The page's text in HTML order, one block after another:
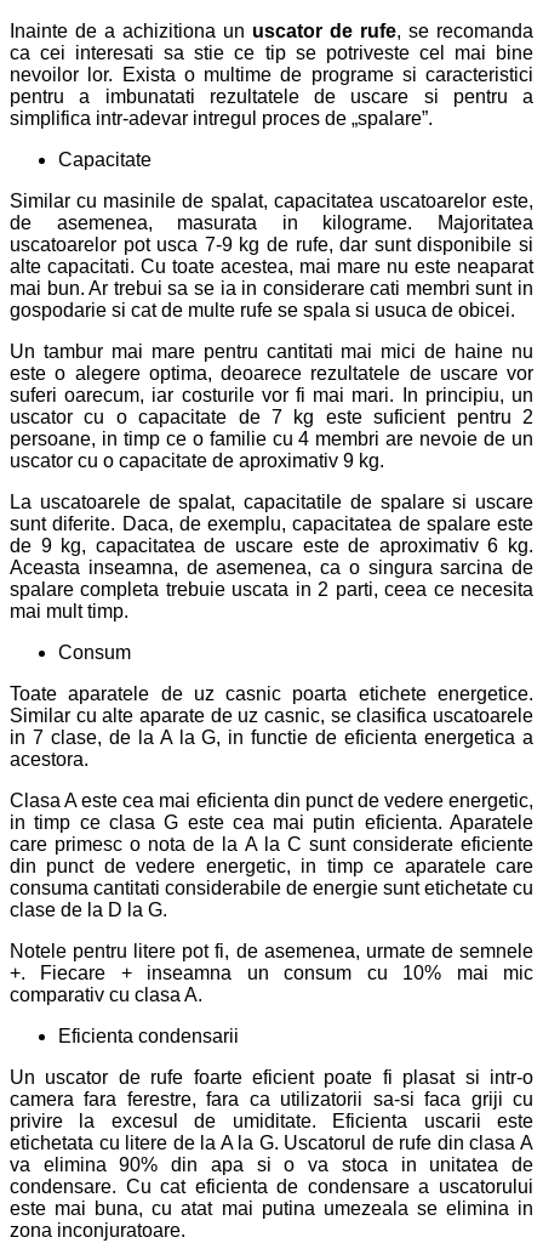
Inainte de a achizitiona un uscator de rufe, se recomanda
ca cei interesati sa stie ce tip se potriveste cel mai bine
nevoilor lor. Exista o multime de programe si caracteristici
pentru a imbunatati rezultatele de uscare si pentru a
simplifica intr-adevar intregul proces de „spalare”.
Capacitate
Similar cu masinile de spalat, capacitatea uscatoarelor este,
de asemenea, masurata in kilograme. Majoritatea
uscatoarelor pot usca 7-9 kg de rufe, dar sunt disponibile si
alte capacitati. Cu toate acestea, mai mare nu este neaparat
mai bun. Ar trebui sa se ia in considerare cati membri sunt in
gospodarie si cat de multe rufe se spala si usuca de obicei.
Un tambur mai mare pentru cantitati mai mici de haine nu
este o alegere optima, deoarece rezultatele de uscare vor
suferi oarecum, iar costurile vor fi mai mari. In principiu, un
uscator cu o capacitate de 7 kg este suficient pentru 2
persoane, in timp ce o familie cu 4 membri are nevoie de un
uscator cu o capacitate de aproximativ 9 kg.
La uscatoarele de spalat, capacitatile de spalare si uscare
sunt diferite. Daca, de exemplu, capacitatea de spalare este
de 9 kg, capacitatea de uscare este de aproximativ 6 kg.
Aceasta inseamna, de asemenea, ca o singura sarcina de
spalare completa trebuie uscata in 2 parti, ceea ce necesita
mai mult timp.
Consum
Toate aparatele de uz casnic poarta etichete energetice.
Similar cu alte aparate de uz casnic, se clasifica uscatoarele
in 7 clase, de la A la G, in functie de eficienta energetica a
acestora.
Clasa A este cea mai eficienta din punct de vedere energetic,
in timp ce clasa G este cea mai putin eficienta. Aparatele
care primesc o nota de la A la C sunt considerate eficiente
din punct de vedere energetic, in timp ce aparatele care
consuma cantitati considerabile de energie sunt etichetate cu
clase de la D la G.
Notele pentru litere pot fi, de asemenea, urmate de semnele
+. Fiecare + inseamna un consum cu 10% mai mic
comparativ cu clasa A.
Eficienta condensarii
Un uscator de rufe foarte eficient poate fi plasat si intr-o
camera fara ferestre, fara ca utilizatorii sa-si faca griji cu
privire la excesul de umiditate. Eficienta uscarii este
etichetata cu litere de la A la G. Uscatorul de rufe din clasa A
va elimina 90% din apa si o va stoca in unitatea de
condensare. Cu cat eficienta de condensare a uscatorului
este mai buna, cu atat mai putina umezeala se elimina in
zona inconjuratoare.